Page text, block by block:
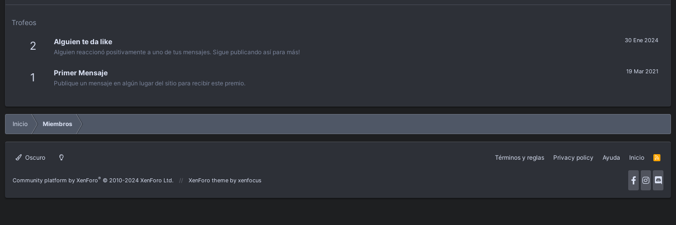
Trofeos
2 30 Ene 2024
Alguien te da like
Alguien reaccionó positivamente a uno de tus mensajes. Sigue publicando así para más!
1 19 Mar 2021
Primer Mensaje
Publique un mensaje en algún lugar del sitio para recibir este premio.
Inicio Miembros
Oscuro Términos y reglas Privacy policy Ayuda Inicio
R
S
Community platform by XenForo® © 2010-2024 XenForo Ltd. XenForo theme by xenfocus